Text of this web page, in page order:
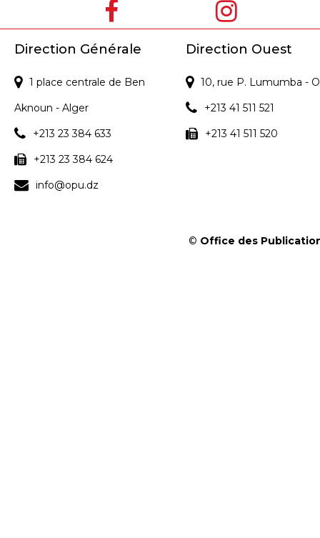
Direction Générale
1 place centrale de Ben
Aknoun - Alger
+213 23 384 633
+213 23 384 624
info@opu.dz
Direction Ouest
10, rue P. Lumumba -
+213 41 511 521
+213 41 511 520
© Office des